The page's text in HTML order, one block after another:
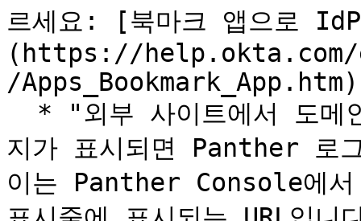
르세요: [북마크 앱으로
(https://help.okta.com/
/
지가 표시되면 Panther 로
이는 Panther Console에서